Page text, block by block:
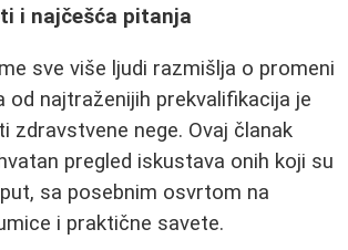
i najčešća pitanja
sve više ljudi razmišlja o promeni
od najtraženijih prekvalifikacija je
zdravstvene nege. Ovaj članak
pregled iskustava onih koji su
sa posebnim osvrtom na
i praktične savete.